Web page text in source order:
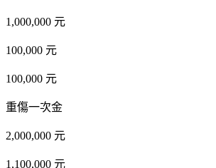
1,000,000 元
100,000 元
100,000 元
重傷一次金
2,000,000 元
1,100,000 元